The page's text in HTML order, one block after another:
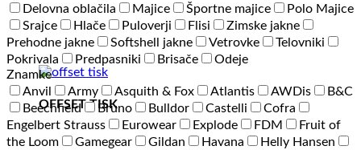
OFFSET TISK
Delovna oblačila
Majice Športne majice
Polo Majice
Srajce
Hlače Puloverji Flisi
Zimske jakne
Prehodne jakne
Softshell jakne Vetrovke
Telovniki
Pokrivala
Predpasniki Brisače
Odeje
Znamke
Anvil
Army Asquith & Fox Atlantis AWDis
B&C
Beechfield
Bruno Bulldor Castelli
Cofra
Engelbert Strauss
Eurowear Explode FDM
Fruit of
the Loom
Gamegear Gildan Havana
Helly Hansen